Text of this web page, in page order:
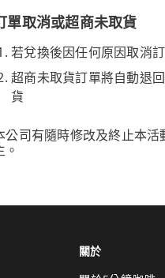
單取消或超商未取貨
若兌換後因任何原因取消
超商未取貨訂單將自動退
貨
公司有隨時修改及終止本
。
關於